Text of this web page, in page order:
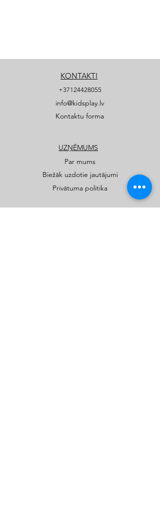
KONTAKTI
+37124428055
info@kidsplay.lv
Kontaktu forma
UZŅĒMUMS
Par mums
Biežāk uzdotie jautājumi
Privātuma politika